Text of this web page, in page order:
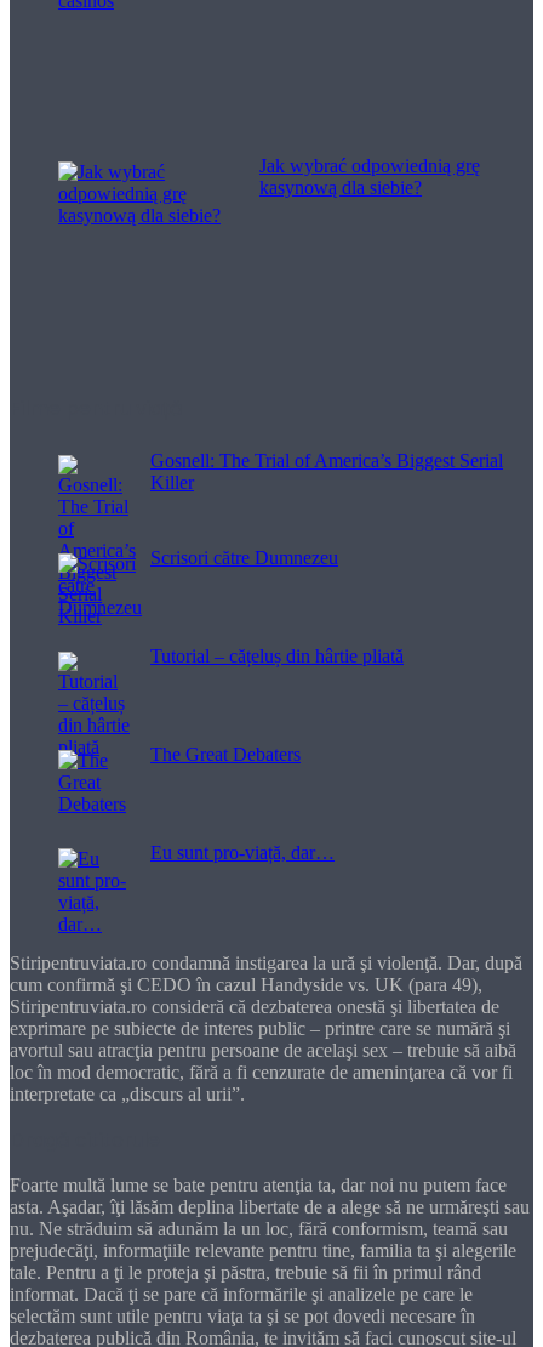
Jak wybrać odpowiednią grę
kasynową dla siebie?
Gosnell: The Trial of America’s Biggest Serial
Killer
Scrisori către Dumnezeu
Tutorial – cățeluș din hârtie pliată
The Great Debaters
Eu sunt pro-viață, dar…
Stiripentruviata.ro condamnă instigarea la ură şi violenţă. Dar, după
cum confirmă şi CEDO în cazul Handyside vs. UK (para 49),
Stiripentruviata.ro consideră că dezbaterea onestă şi libertatea de
exprimare pe subiecte de interes public – printre care se numără şi
avortul sau atracţia pentru persoane de acelaşi sex – trebuie să aibă
loc în mod democratic, fără a fi cenzurate de ameninţarea că vor fi
interpretate ca „discurs al urii”.
Foarte multă lume se bate pentru atenţia ta, dar noi nu putem face
asta. Aşadar, îţi lăsăm deplina libertate de a alege să ne urmăreşti sau
nu. Ne străduim să adunăm la un loc, fără conformism, teamă sau
prejudecăţi, informaţiile relevante pentru tine, familia ta şi alegerile
tale. Pentru a ţi le proteja şi păstra, trebuie să fii în primul rând
informat. Dacă ţi se pare că informările şi analizele pe care le
selectăm sunt utile pentru viaţa ta şi se pot dovedi necesare în
dezbaterea publică din România, te invităm să faci cunoscut site-ul